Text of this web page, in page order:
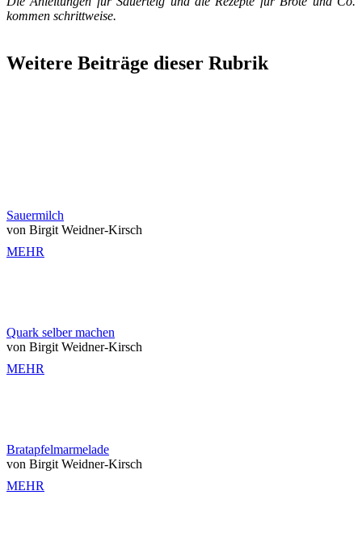
kommen schrittweise.
Weitere Beiträge dieser Rubrik
Sauermilch
von Birgit Weidner-Kirsch
MEHR
Quark selber machen
von Birgit Weidner-Kirsch
MEHR
Bratapfelmarmelade
von Birgit Weidner-Kirsch
MEHR